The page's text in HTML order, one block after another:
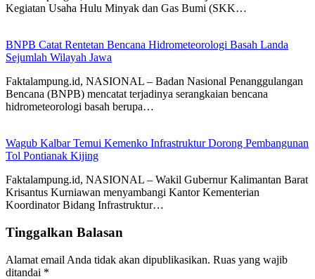
Kegiatan Usaha Hulu Minyak dan Gas Bumi (SKK…
BNPB Catat Rentetan Bencana Hidrometeorologi Basah Landa
Sejumlah Wilayah Jawa
Faktalampung.id, NASIONAL – Badan Nasional Penanggulangan
Bencana (BNPB) mencatat terjadinya serangkaian bencana
hidrometeorologi basah berupa…
Wagub Kalbar Temui Kemenko Infrastruktur Dorong Pembangunan
Tol Pontianak Kijing
Faktalampung.id, NASIONAL – Wakil Gubernur Kalimantan Barat
Krisantus Kurniawan menyambangi Kantor Kementerian
Koordinator Bidang Infrastruktur…
Tinggalkan Balasan
Alamat email Anda tidak akan dipublikasikan. Ruas yang wajib
ditandai *